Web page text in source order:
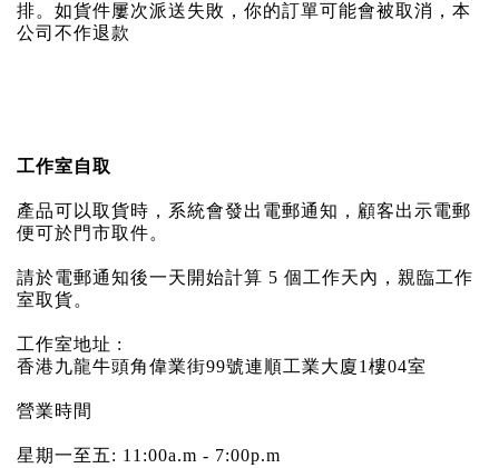
排。如貨件屢次派送失敗，你的訂單可能會被取消，本
公司不作退款
工作室自取
產品可以取貨時，系統會發出電郵通知，顧客出示電郵
便可於門市取件。
請於電郵通知後一天開始計算 5 個工作天內，親臨工作
室取貨。
工作室地址 :
香港九龍牛頭角偉業街99號連順工業大廈1樓04室
營業時間
​星期一至五: 11:00a.m - 7:00p.m